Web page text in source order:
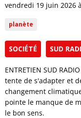
vendredi 19 juin 2026
planète
SOCIÉTÉ SUD
ENTRETIEN SUD
tente de s'adapter et
changement
pointe le manque de
le bon sens.